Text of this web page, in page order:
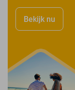
Bekijk nu